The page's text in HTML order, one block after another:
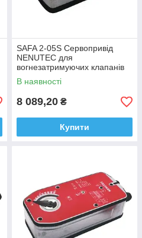
SAFA 2-05S Сервопривід
NENUTEC для
вогнезатримуючих клапанів
без термодатчика 5Nm 230v
В наявності
8 089,20 ₴
Купити